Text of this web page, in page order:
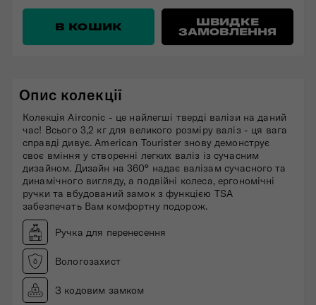
В КОШИК ШВИДКЕ
ЗАМОВЛЕННЯ
Опис колекції
Колекція Airconic - це найлегші тверді валізи на даний
час! Всього 3,2 кг для великого розміру валіз - ця вага
справді дивує. American Tourister знову демонструє
своє вміння у створенні легких валіз із сучасним
дизайном. Дизайн на 360° надає валізам сучасного та
динамічного вигляду, а подвійні колеса, ергономічні
ручки та вбудований замок з функцією TSA
забезпечать Вам комфортну подорож.
Ручка для перенесення
Вологозахист
З кодовим замком